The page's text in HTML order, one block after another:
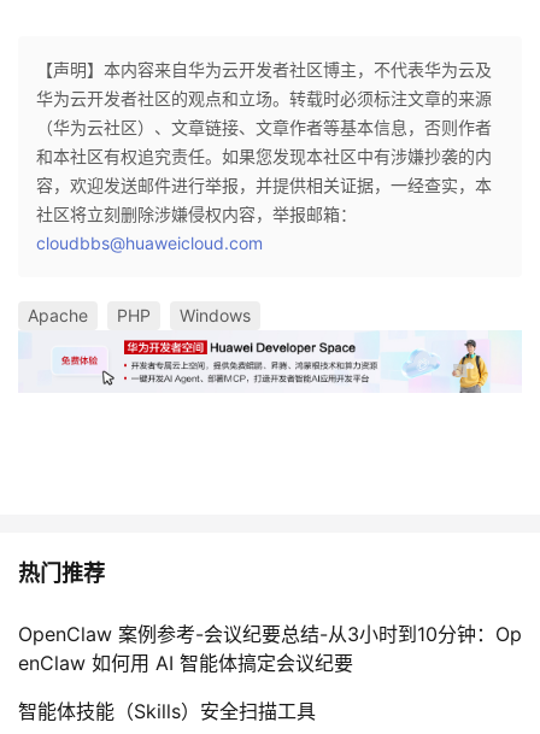
【声明】本内容来自华为云开发者社区博主，不代表华为云及
华为云开发者社区的观点和立场。转载时必须标注文章的来源
（华为云社区）、文章链接、文章作者等基本信息，否则作者
和本社区有权追究责任。如果您发现本社区中有涉嫌抄袭的内
容，欢迎发送邮件进行举报，并提供相关证据，一经查实，本
社区将立刻删除涉嫌侵权内容，举报邮箱：
cloudbbs@huaweicloud.com
Apache PHP Windows
热门推荐
OpenClaw 案例参考-会议纪要总结-从3小时到10分钟：Op
enClaw 如何用 AI 智能体搞定会议纪要
智能体技能（Skills）安全扫描工具